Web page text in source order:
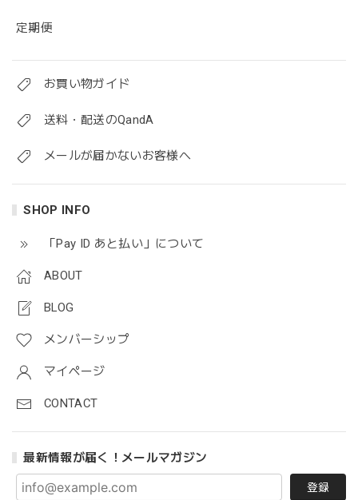
定期便
お買い物ガイド
送料・配送のQandA
メールが届かないお客様へ
SHOP INFO
「Pay ID あと払い」について
ABOUT
BLOG
メンバーシップ
マイページ
CONTACT
最新情報が届く！メールマガジン
登録